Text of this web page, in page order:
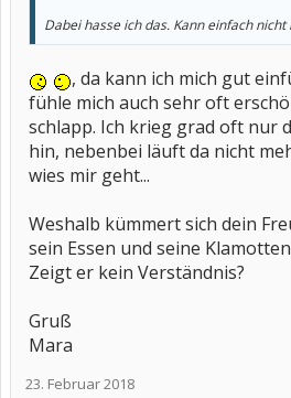
Dabei hasse ich das. Kann einfach
, da kann ich mich gut
fühle mich auch sehr oft
schlapp. Ich krieg grad oft nur
hin, nebenbei läuft da nicht
wies mir geht...
Weshalb kümmert sich dein
sein Essen und seine
Zeigt er kein Verständnis?
Gruß
Mara
23. Februar 2018